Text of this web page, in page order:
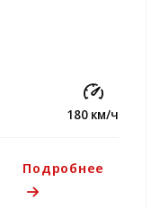
180 км/ч
Подробнее